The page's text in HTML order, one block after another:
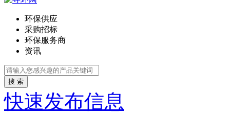
环保供应
采购招标
环保服务商
资讯
搜 索
快速发布信息